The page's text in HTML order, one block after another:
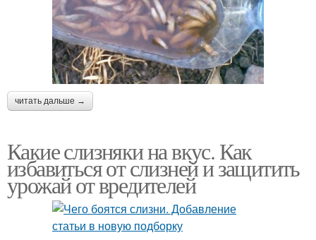
читать дальше →
Какие слизняки на вкус. Как
избавиться от слизней и защитить
урожай от вредителей